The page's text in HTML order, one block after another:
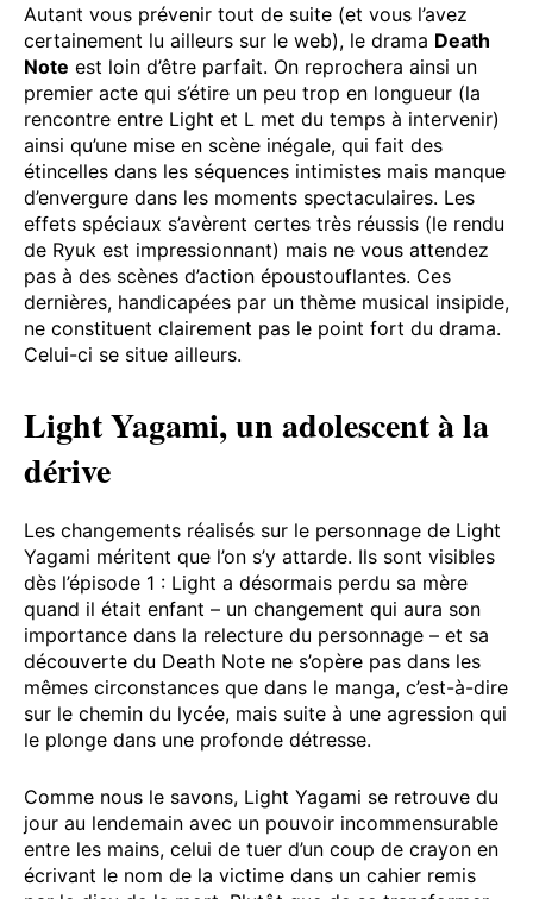
Autant vous prévenir tout de suite (et vous l’avez
certainement lu ailleurs sur le web), le drama Death
Note est loin d’être parfait. On reprochera ainsi un
premier acte qui s’étire un peu trop en longueur (la
rencontre entre Light et L met du temps à intervenir)
ainsi qu’une mise en scène inégale, qui fait des
étincelles dans les séquences intimistes mais manque
d’envergure dans les moments spectaculaires. Les
effets spéciaux s’avèrent certes très réussis (le rendu
de Ryuk est impressionnant) mais ne vous attendez
pas à des scènes d’action époustouflantes. Ces
dernières, handicapées par un thème musical insipide,
ne constituent clairement pas le point fort du drama.
Celui-ci se situe ailleurs.
Light Yagami, un adolescent à la
dérive
Les changements réalisés sur le personnage de Light
Yagami méritent que l’on s’y attarde. Ils sont visibles
dès l’épisode 1 : Light a désormais perdu sa mère
quand il était enfant – un changement qui aura son
importance dans la relecture du personnage – et sa
découverte du Death Note ne s’opère pas dans les
mêmes circonstances que dans le manga, c’est-à-dire
sur le chemin du lycée, mais suite à une agression qui
le plonge dans une profonde détresse.
Comme nous le savons, Light Yagami se retrouve du
jour au lendemain avec un pouvoir incommensurable
entre les mains, celui de tuer d’un coup de crayon en
écrivant le nom de la victime dans un cahier remis